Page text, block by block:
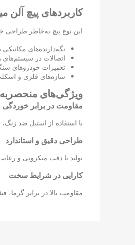
کاربردهای پیچ آلن
این نوع پیچ به‌خاطر طراحی
نگه‌دارنده‌های
اتصالات در سیستم‌های
تعمیرات خودروهای
سازه‌های فلزی و
ویژگی‌های منحصربه‌فرد
مقاومت در برابر خوردگی
با استفاده از استیل ضد
طراحی دقیق و استاندارد
تولید با دقت میکرونی و
کارایی در شرایط سخت
مقاومت بالا در برابر